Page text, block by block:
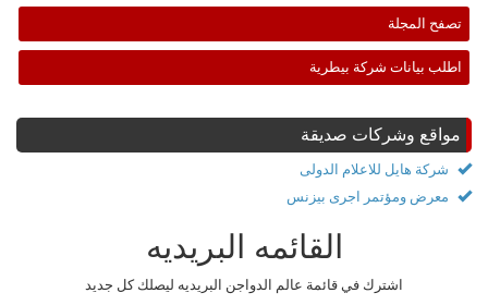
تصفح المجلة
اطلب بيانات شركة بيطرية
مواقع وشركات صديقة
شركة هايل للاعلام الدولى
معرض ومؤتمر اجرى بيزنس
القائمه البريديه
اشترك في قائمة عالم الدواجن البريديه ليصلك كل جديد